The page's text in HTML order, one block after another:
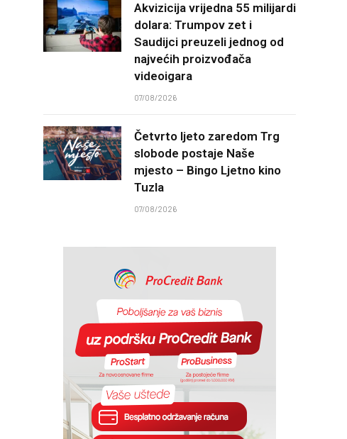
Akvizicija vrijedna 55 milijardi
dolara: Trumpov zet i
Saudijci preuzeli jednog od
najvećih proizvođača
videoigara
07/08/2026
Četvrto ljeto zaredom Trg
slobode postaje Naše
mjesto – Bingo Ljetno kino
Tuzla
07/08/2026